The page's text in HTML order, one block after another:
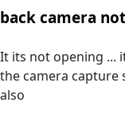
back camera
It its not opening ...
the camera capture
also